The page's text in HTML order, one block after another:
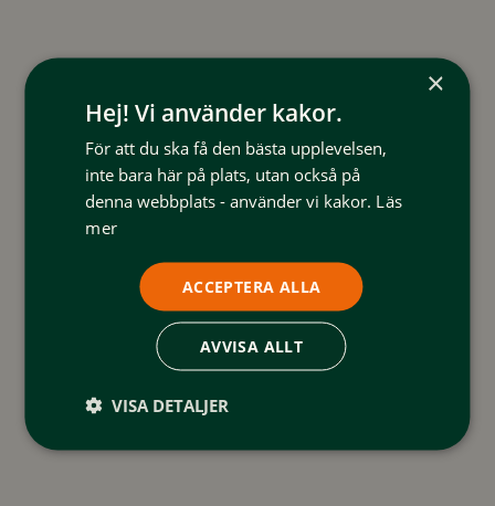
×
Hej! Vi använder kakor.
För att du ska få den bästa upplevelsen,
inte bara här på plats, utan också på
denna webbplats - använder vi kakor. Läs
mer
ACCEPTERA ALLA
AVVISA ALLT
VISA DETALJER